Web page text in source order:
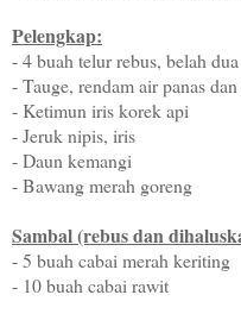
Pelengkap:
- 4 buah telur rebus, belah dua
- Tauge, rendam air panas
- Ketimun iris korek api
- Jeruk nipis, iris
- Daun kemangi
- Bawang merah goreng
Sambal (rebus dan
- 5 buah cabai merah keriting
- 10 buah cabai rawit